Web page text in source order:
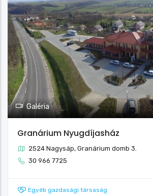
Galéria
Granárium Nyugdíjasház
2524 Nagysáp, Granárium domb 3.
30 966 7725
Egyéb gazdasági társaság